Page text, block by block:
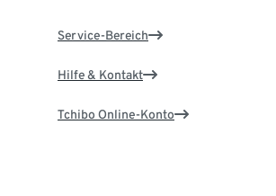
Service-Bereich
Hilfe & Kontakt
Tchibo Online-Konto